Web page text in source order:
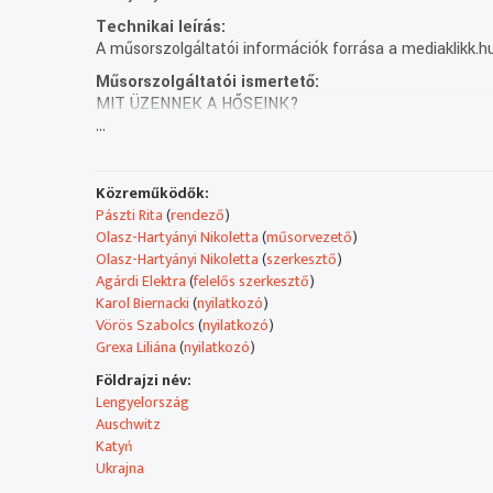
Technikai leírás:
A műsorszolgáltatói információk forrása a
Műsorszolgáltatói ismertető:
MIT ÜZENNEK A HŐSEINK?
November 11., a lengyel függetlenség napja
Kolbe atya, Inka és Witold Pilecki olyan
MEGEMLÉKEZÉS A HÁBORÚ GYERMEKÁLDOZATAIRÓL
November 20-án a gyermekek jogainak világnapján a
repülnie, nem rakétáknak…
UKRAJNA 1932-2022
1932-ben kezdődött a Holodomor, a nagy ukrajnai
évvel ezelőtti népirtás áldozatairól, magyar
A RONDÓ nemzetiségi magazin 1994 óta nyújt
ukránok mindennapjaiba, mutatja be sokszínű
2022-től minden héten pénteken 26 percben
...
Közreműködők:
Pászti Rita(rendező)
Olasz-Hartyányi Nikoletta(műsorvezető)
Olasz-Hartyányi Nikoletta(szerkesztő)
Agárdi Elektra(felelős szerkesztő)
Karol Biernacki(nyilatkozó)
Vörös Szabolcs(nyilatkozó)
Grexa Liliána(nyilatkozó)
Földrajzi név:
Lengyelország
Auschwitz
Katyń
Ukrajna